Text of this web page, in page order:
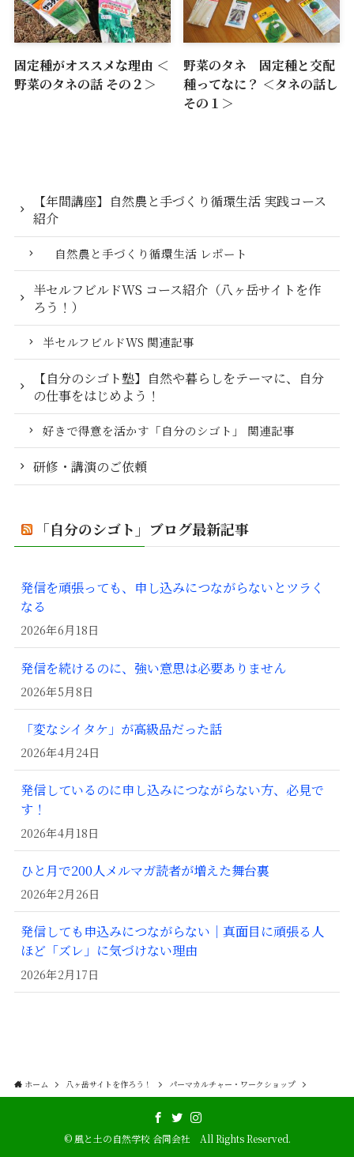
固定種がオススメな理由 ＜
野菜のタネの話 その２＞
野菜のタネ 固定種と交配
種ってなに？ ＜タネの話し
その１＞
【年間講座】自然農と手づくり循環生活 実践コース
紹介
自然農と手づくり循環生活 レポート
半セルフビルドWS コース紹介（八ヶ岳サイトを作
ろう！）
半セルフビルドWS 関連記事
【自分のシゴト塾】自然や暮らしをテーマに、自分
の仕事をはじめよう！
好きで得意を活かす「自分のシゴト」 関連記事
研修・講演のご依頼
「自分のシゴト」ブログ最新記事
発信を頑張っても、申し込みにつながらないとツラく
なる
2026年6月18日
発信を続けるのに、強い意思は必要ありません
2026年5月8日
「変なシイタケ」が高級品だった話
2026年4月24日
発信しているのに申し込みにつながらない方、必見で
す！
2026年4月18日
ひと月で200人メルマガ読者が増えた舞台裏
2026年2月26日
発信しても申込みにつながらない｜真面目に頑張る人
ほど「ズレ」に気づけない理由
2026年2月17日
ホーム 八ヶ岳サイトを作ろう！ パーマカルチャー・ワークショップ
©風と土の自然学校 合同会社 All Rights Reserved.